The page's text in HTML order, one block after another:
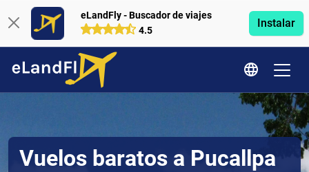
eLandFly - Buscador de viajes
4.5
Instalar
Vuelos baratos a Pucallpa